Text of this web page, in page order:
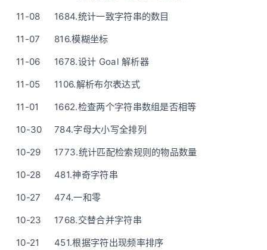
11-08
1684.统计一致字符串的数目
11-07
816.模糊坐标
11-06
1678.设计 Goal 解析器
11-05
1106.解析布尔表达式
11-01
1662.检查两个字符串数组是否相等
10-30
784.字母大小写全排列
10-29
1773.统计匹配检索规则的物品数量
10-28
481.神奇字符串
10-27
474.一和零
10-23
1768.交替合并字符串
10-21
451.根据字符出现频率排序